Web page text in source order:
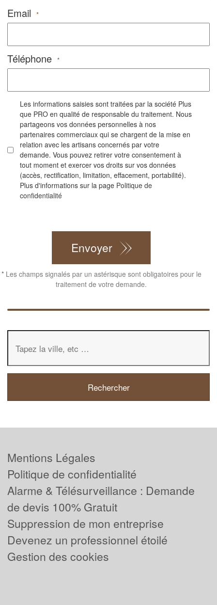
Email *
Téléphone *
Les informations saisies sont traitées par la société Plus
que PRO en qualité de responsable du traitement. Nous
partageons vos données personnelles à nos
partenaires commerciaux qui se chargent de la mise en
relation avec les artisans concernés par votre
demande. Vous pouvez retirer votre consentement à
tout moment et exercer vos droits sur vos données
(accès, rectification, limitation, effacement, portabilité).
Plus d'informations sur la page Politique de
confidentialité
Envoyer
*Les champs signalés par un astérisque sont obligatoires pour le
traitement de votre demande.
Mentions Légales
Politique de confidentialité
Alarme & Télésurveillance : Demande
de devis 100% Gratuit
Suppression de mon entreprise
Devenez un professionnel étoilé
Gestion des cookies